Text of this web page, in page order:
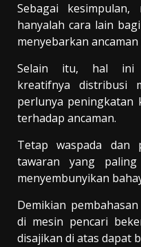
Sebagai kesimpulan,
hanyalah cara lain
menyebarkan
Selain itu, hal ini
kreatifnya distribusi
perlunya peningkatan
terhadap ancaman.
Tetap waspada dan
tawaran yang
menyembunyikan
Demikian
di mesin pencari
disajikan di atas dapat